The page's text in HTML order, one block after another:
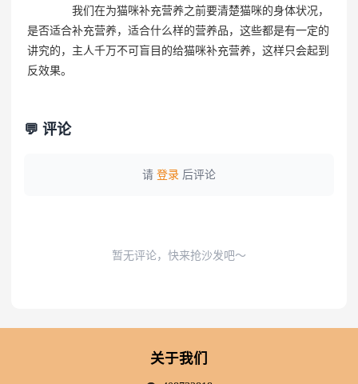
我们在为猫咪补充营养之前要清楚猫咪的身体状况，
是否适合补充营养，适合什么样的营养品，这些都是有一定的
讲究的，主人千万不可盲目的给猫咪补充营养，这样只会起到
反效果。
💬 评论
请 登录 后评论
暂无评论，快来抢沙发吧～
关于我们